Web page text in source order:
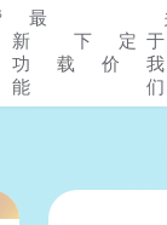
最
新
功
能
下
载
定
价
于
我
们